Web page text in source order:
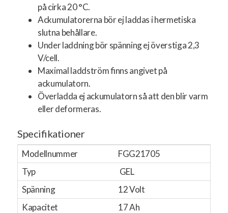
på cirka 20 °C.
Ackumulatorerna bör ej laddas i hermetiska
slutna behållare.
Under laddning bör spänning ej överstiga 2,3
V/cell.
Maximal laddström finns angivet på
ackumulatorn.
Överladda ej ackumulatorn så att den blir varm
eller deformeras.
Specifikationer
Modellnummer
FGG21705
Typ
GEL
Spänning
12 Volt
Kapacitet
17 Ah